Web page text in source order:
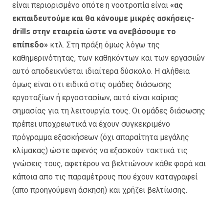
είναι περιορισμένο οπότε η νοοτροπία είναι «ας
εκπαιδευτούμε και θα κάνουμε μικρές ασκήσεις-
drills στην εταιρεία ώστε να ανεβάσουμε το
επίπεδο» κτλ. Στη πράξη όμως λόγω της
καθημερινότητας, των καθηκόντων και των εργασιών
αυτό αποδεικνύεται ιδιαίτερα δύσκολο. Η αλήθεια
όμως είναι ότι ειδικά στις ομάδες διάσωσης
εργοταξίων ή εργοστασίων, αυτό είναι καίριας
σημασίας για τη λειτουργία τους. Οι ομάδες διάσωσης
πρέπει υποχρεωτικά να έχουν συγκεκριμένο
πρόγραμμα εξασκήσεων (όχι απαραίτητα μεγάλης
κλίμακας) ώστε αφενός να εξασκούν τακτικά τις
γνώσεις τους, αφετέρου να βελτιώνουν κάθε φορά και
κάποια απο τις παραμέτρους που έχουν καταγραφεί
(απο προηγούμενη άσκηση) και χρήζει βελτίωσης.